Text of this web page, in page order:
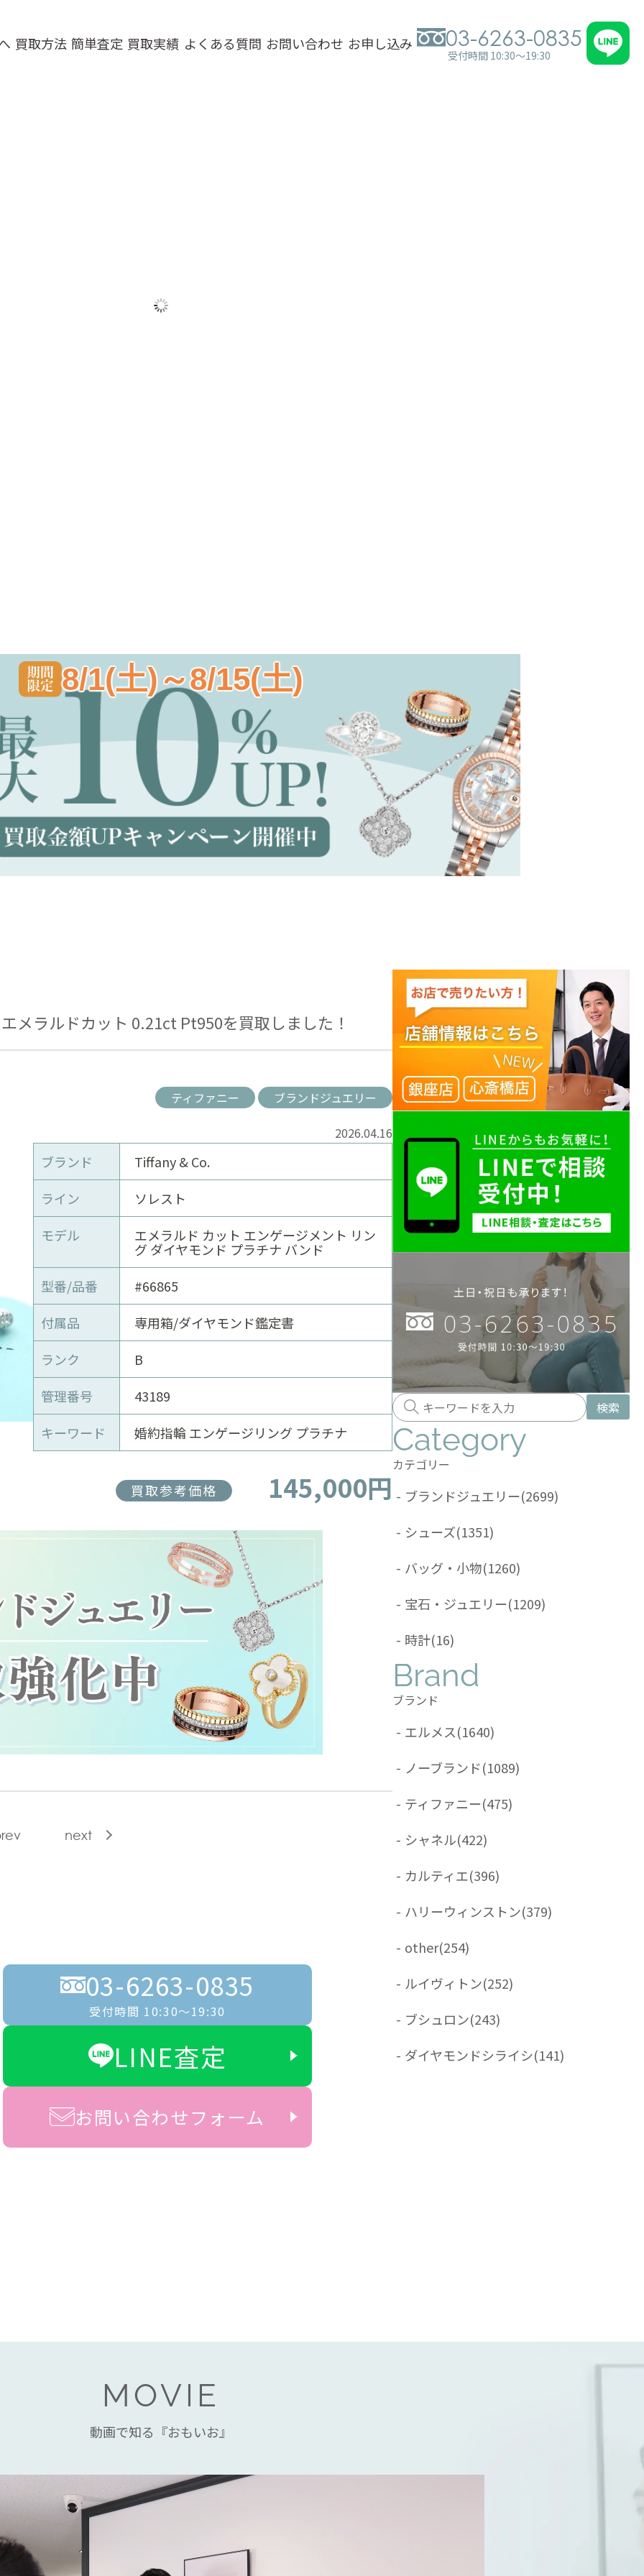
買取方法 簡単査定 買取実績 よくある質問 お問い合わせ お申し込み 03-6263-0835
受付時間 10:30～19:30
8/1(土)～8/15(土)
メラルドカット 0.21ct Pt950を買取しました！
ティファニー ブランドジュエリー
2026.04.16
ブランド
Tiffany & Co.
ライン
ソレスト
モデル
エメラルド カット エンゲージメント リン
グ ダイヤモンド プラチナ バンド
型番/品番
#66865
付属品
専用箱/ダイヤモンド鑑定書
ランク
B
管理番号
43189
キーワード
婚約指輪 エンゲージリング プラチナ
買取参考価格 145,000円
next
03-6263-0835
受付時間 10:30〜19:30
LINE査定
お問い合わせフォーム
検索
Category
カテゴリー
- ブランドジュエリー(2699)
- シューズ(1351)
- バッグ・小物(1260)
- 宝石・ジュエリー(1209)
- 時計(16)
Brand
ブランド
- エルメス(1640)
- ノーブランド(1089)
- ティファニー(475)
- シャネル(422)
- カルティエ(396)
- ハリーウィンストン(379)
- other(254)
- ルイヴィトン(252)
- ブシュロン(243)
- ダイヤモンドシライシ(141)
MOVIE
動画で知る『おもいお』